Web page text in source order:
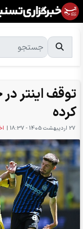
توقف اینتر
کرده
27 ارديبهشت 1405 - 18:37 |